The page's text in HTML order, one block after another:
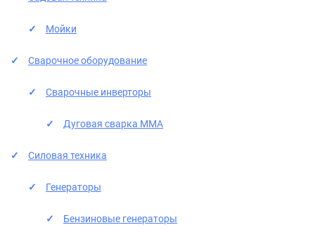
Мойки
Сварочное оборудование
Сварочные инверторы
Дуговая сварка ММА
Силовая техника
Генераторы
Бензиновые генераторы